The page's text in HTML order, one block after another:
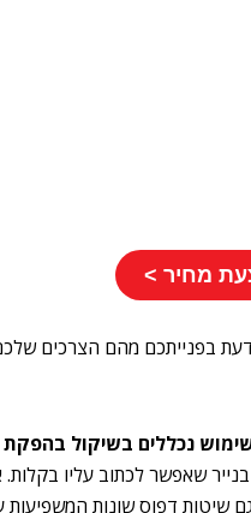
מחיר >
בפנייתכם מהם הצרכים
נכללים בשיקול
שאפשר לכתוב עליו
שיטות דפוס שונות המשפיעות